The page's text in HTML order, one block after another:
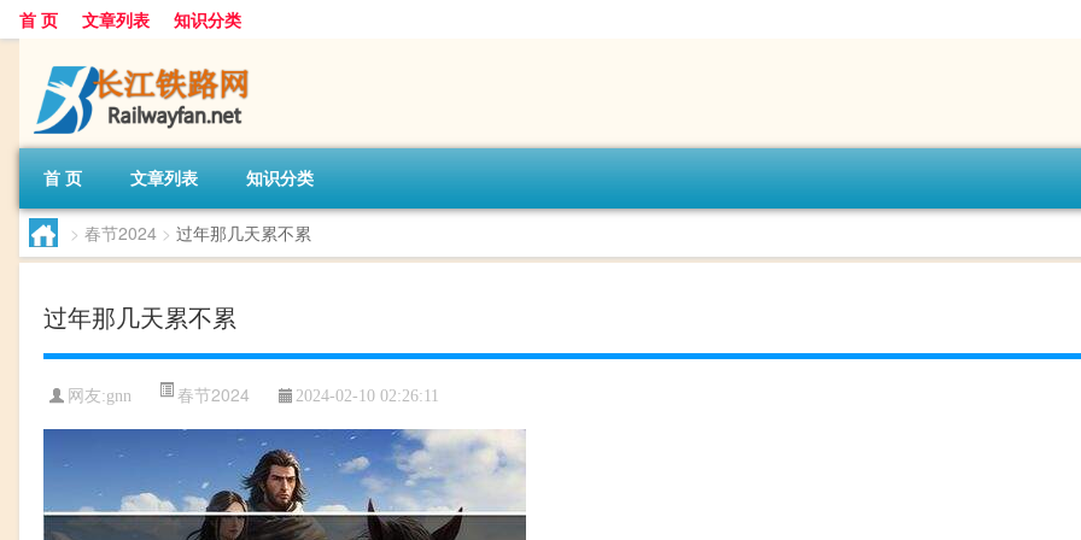
首 页 文章列表 知识分类
首 页 文章列表 知识分类
> 春节2024 > 过年那几天累不累
过年那几天累不累
网友:gnn 春节2024 2024-02-10 02:26:11